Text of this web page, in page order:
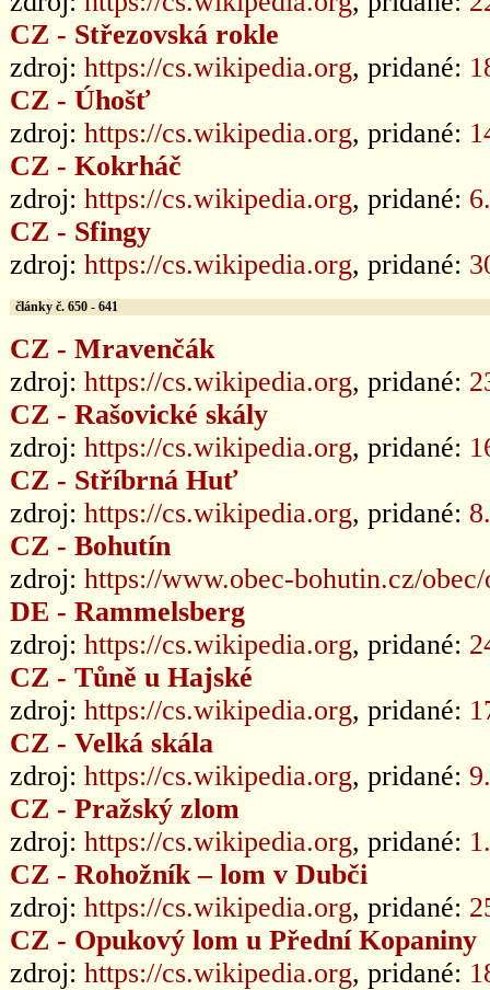
CZ - Střezovská rokle
zdroj: https://cs.wikipedia.org, pridané:
CZ - Úhošť
zdroj: https://cs.wikipedia.org, pridané:
CZ - Kokrháč
zdroj: https://cs.wikipedia.org, pridané:
CZ - Sfingy
zdroj: https://cs.wikipedia.org, pridané:
články č. 650 - 641
CZ - Mravenčák
zdroj: https://cs.wikipedia.org, pridané:
CZ - Rašovické skály
zdroj: https://cs.wikipedia.org, pridané:
CZ - Stříbrná Huť
zdroj: https://cs.wikipedia.org, pridané:
CZ - Bohutín
zdroj: https://www.obec-bohutin.cz/
DE - Rammelsberg
zdroj: https://cs.wikipedia.org, pridané:
CZ - Tůně u Hajské
zdroj: https://cs.wikipedia.org, pridané:
CZ - Velká skála
zdroj: https://cs.wikipedia.org, pridané:
CZ - Pražský zlom
zdroj: https://cs.wikipedia.org, pridané:
CZ - Rohožník – lom v Dubči
zdroj: https://cs.wikipedia.org, pridané:
CZ - Opukový lom u Přední Kopaniny
zdroj: https://cs.wikipedia.org, pridané: